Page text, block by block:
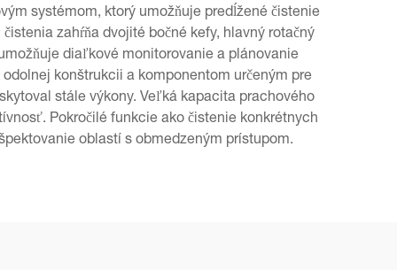
systémom, ktorý umožňuje predĺžené čistenie
zahŕňa dvojité bočné kefy, hlavný rotačný
diaľkové monitorovanie a plánovanie
konštrukcii a komponentom určeným pre
stále výkony. Veľká kapacita prachového
Pokročilé funkcie ako čistenie konkrétnych
oblastí s obmedzeným prístupom.